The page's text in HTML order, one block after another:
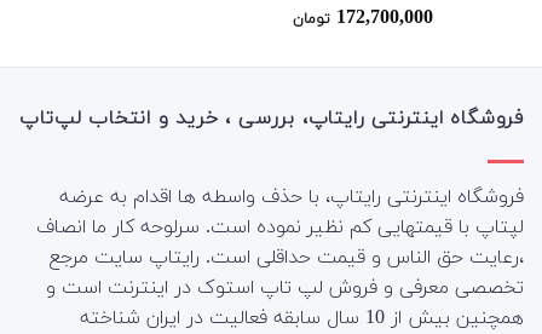
نمره4.50
172,700,000 تومان
فروشگاه اینترنتی رایتاپ، بررسی ، خرید و انتخاب لپ‌تاپ
فروشگاه اینترنتی رایتاپ، با حذف واسطه ها اقدام به عرضه
لپتاپ با قیمتهایی کم نظیر نموده است. سرلوحه کار ما انصاف
،رعایت حق الناس و قیمت حداقلی است. رایتاپ سایت مرجع
تخصصی معرفی و فروش لپ تاپ استوک در اینترنت است و
همچنین بیش از 10 سال سابقه فعالیت در ایران شناخته